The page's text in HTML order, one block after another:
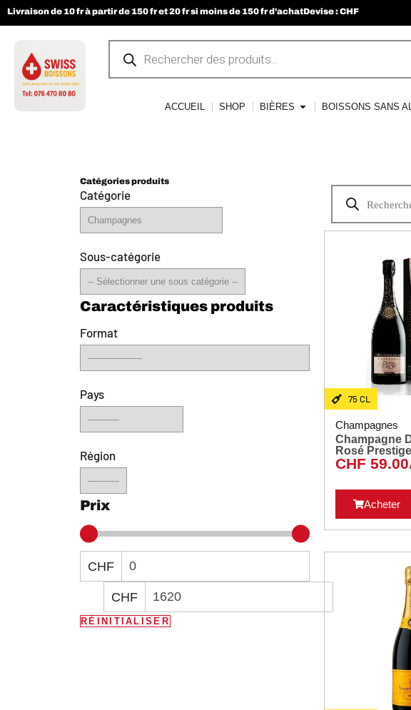
Livraison de 10 fr à partir de 150 fr et 20 fr si moins de 150 fr d’achatDevise : CHF
ACCUEIL SHOP BIÈRES BOISSONS SANS
Catégories produits
Catégorie
Sous-catégorie
Format
Pays
Région
Prix
CHF
CHF
RÉINITIALISER
75 CL
Champagnes
Champagne
CHF 59.00
Acheter